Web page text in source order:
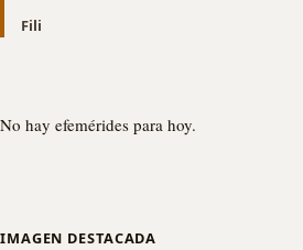
Fili
No hay efemérides para hoy.
IMAGEN DESTACADA